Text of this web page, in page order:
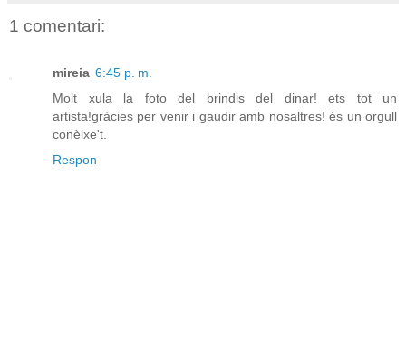
1 comentari:
mireia 6:45 p. m.
Molt xula la foto del brindis del dinar! ets tot un
artista!gràcies per venir i gaudir amb nosaltres! és un orgull
conèixe't.
Respon